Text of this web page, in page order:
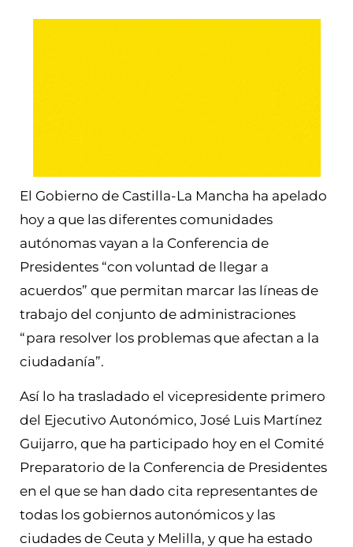
El Gobierno de Castilla-La Mancha ha apelado
hoy a que las diferentes comunidades
autónomas vayan a la Conferencia de
Presidentes “con voluntad de llegar a
acuerdos” que permitan marcar las líneas de
trabajo del conjunto de administraciones
“para resolver los problemas que afectan a la
ciudadanía”.
Así lo ha trasladado el vicepresidente primero
del Ejecutivo Autonómico, José Luis Martínez
Guijarro, que ha participado hoy en el Comité
Preparatorio de la Conferencia de Presidentes
en el que se han dado cita representantes de
todas los gobiernos autonómicos y las
ciudades de Ceuta y Melilla, y que ha estado